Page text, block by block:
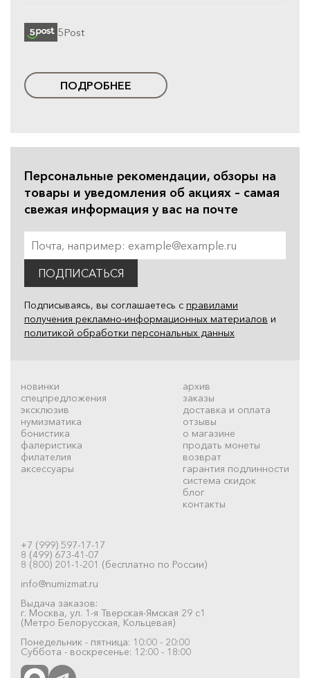
5Post
ПОДРОБНЕЕ
Персональные рекомендации, обзоры на
товары и уведомления об акциях – самая
свежая информация у вас на почте
ПОДПИСАТЬСЯ
Подписываясь, вы соглашаетесь с правилами
получения рекламно-информационных материалов и
политикой обработки персональных данных
новинки
спецпредложения
эксклюзив
нумизматика
бонистика
фалеристика
филателия
аксессуары
архив
заказы
доставка и оплата
отзывы
о магазине
продать монеты
возврат
гарантия подлинности
система скидок
блог
контакты
+7 (999) 597-17-17
8 (499) 673-41-07
8 (800) 201-1-201 (бесплатно по России)
info@numizmat.ru
Выдача заказов:
г. Москва, ул. 1-я Тверская-Ямская 29 с1
(Метро Белорусская, Кольцевая)
Понедельник - пятница: 10:00 - 20:00
Суббота - воскресенье: 12:00 - 18:00